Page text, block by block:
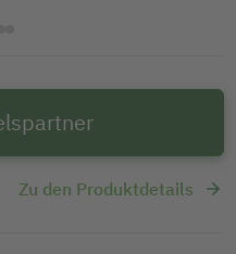
Zu den Produktdetails